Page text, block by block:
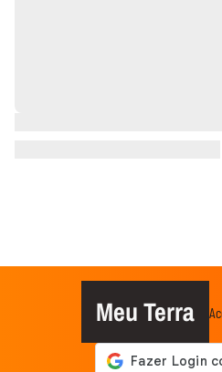
Meu Terra